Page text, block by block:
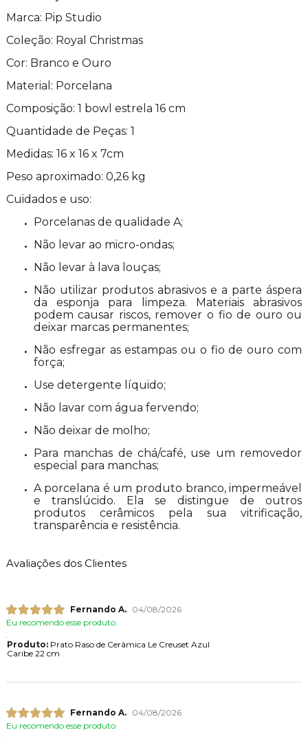
Marca: Pip Studio
Coleção: Royal Christmas
Cor: Branco e Ouro
Material: Porcelana
Composição: 1 bowl estrela 16 cm
Quantidade de Peças: 1
Medidas: 16 x 16 x 7cm
Peso aproximado: 0,26 kg
Cuidados e uso:
Porcelanas de qualidade A;
Não levar ao micro-ondas;
Não levar à lava louças;
Não utilizar produtos abrasivos e a parte áspera
da esponja para limpeza. Materiais abrasivos
podem causar riscos, remover o fio de ouro ou
deixar marcas permanentes;
Não esfregar as estampas ou o fio de ouro com
força;
Use detergente líquido;
Não lavar com água fervendo;
Não deixar de molho;
Para manchas de chá/café, use um removedor
especial para manchas;
A porcelana é um produto branco, impermeável
e translúcido. Ela se distingue de outros
produtos cerâmicos pela sua vitrificação,
transparência e resistência.
Avaliações dos Clientes
Fernando A.
04/08/2026
Eu recomendo esse produto.
Produto:Prato Raso de Cerâmica Le Creuset Azul
Caribe 22 cm
Fernando A.
04/08/2026
Eu recomendo esse produto.